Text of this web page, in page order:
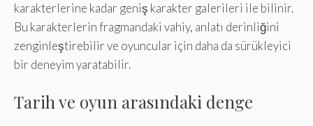
karakterlerine kadar geniş karakter galerileri ile bilinir.
Bu karakterlerin fragmandaki vahiy, anlatı derinliğini
zenginleştirebilir ve oyuncular için daha da sürükleyici
bir deneyim yaratabilir.
Tarih ve oyun arasındaki denge